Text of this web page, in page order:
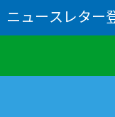
ニュースレター